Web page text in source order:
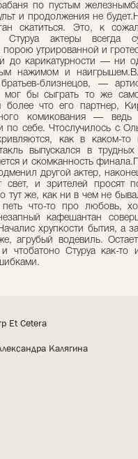
по пустым
и продолжения не
скатиться. Это, к
Стуруа актеры всегда
порою утрированной и
до карикатурности — ни
нажимом и
близнецов, —
мог бы сыграть то же
более что его партнер,
комикования — ведь
по себе. Чтослучилось с
как в каком-
выпускался в
и скомканность
другой актер,
свет, и зрителей просят
тут же, как ни в чем не
что-то про любовь,
кафешантан
хрупкости бытия, а
агрубый водевиль.
и чтобатоно Стуруа как-
Et Cetera
Калягина